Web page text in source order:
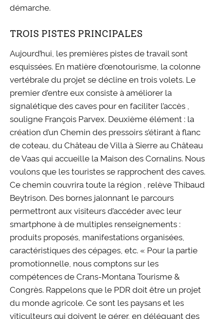
démarche.
TROIS PISTES PRINCIPALES
Aujourd’hui, les premières pistes de travail sont
esquissées. En matière d’œnotourisme, la colonne
vertébrale du projet se décline en trois volets. Le
premier d’entre eux consiste à améliorer la
signalétique des caves pour en faciliter l’accès ,
souligne François Parvex. Deuxième élément : la
création d’un Chemin des pressoirs s’étirant à flanc
de coteau, du Château de Villa à Sierre au Château
de Vaas qui accueille la Maison des Cornalins. Nous
voulons que les touristes se rapprochent des caves.
Ce chemin couvrira toute la région , relève Thibaud
Beytrison. Des bornes jalonnant le parcours
permettront aux visiteurs d’accéder avec leur
smartphone à de multiples renseignements :
produits proposés, manifestations organisées,
caractéristiques des cépages, etc. « Pour la partie
promotionnelle, nous comptons sur les
compétences de Crans-Montana Tourisme &
Congrès. Rappelons que le PDR doit être un projet
du monde agricole. Ce sont les paysans et les
viticulteurs qui doivent le gérer, en déléguant des